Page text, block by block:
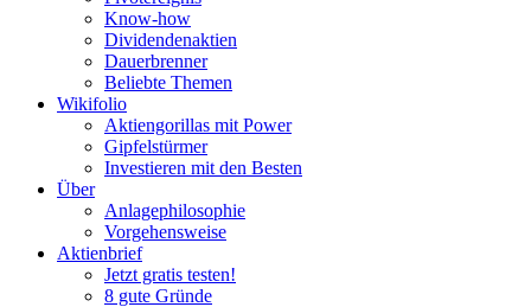
Know-how
Dividendenaktien
Dauerbrenner
Beliebte Themen
Wikifolio
Aktiengorillas mit Power
Gipfelstürmer
Investieren mit den Besten
Über
Anlagephilosophie
Vorgehensweise
Aktienbrief
Jetzt gratis testen!
8 gute Gründe